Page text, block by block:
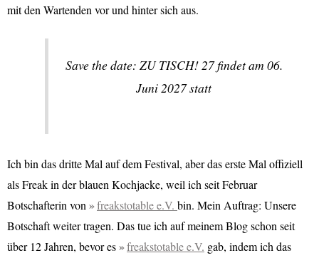
mit den Wartenden vor und hinter sich aus.
Save the date: ZU TISCH! 27 findet am 06.
Juni 2027 statt
Ich bin das dritte Mal auf dem Festival, aber das erste Mal offiziell
als Freak in der blauen Kochjacke, weil ich seit Februar
Botschafterin von
freakstotable e.V. bin. Mein Auftrag: Unsere
Botschaft weiter tragen. Das tue ich auf meinem Blog schon seit
über 12 Jahren, bevor es
freakstotable e.V. gab, indem ich das